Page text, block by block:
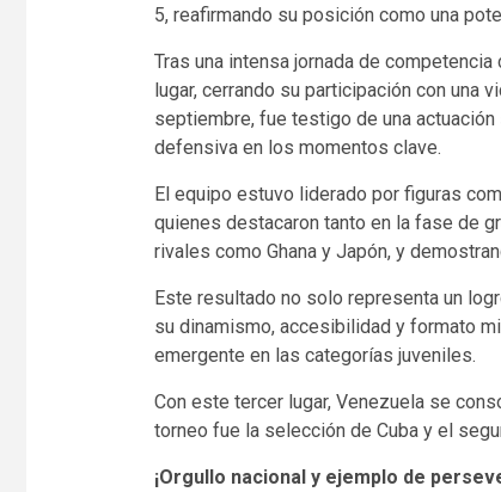
5, reafirmando su posición como una
Tras una intensa jornada de
lugar, cerrando su participación con una
septiembre, fue testigo de una
defensiva en los momentos clave.
El equipo estuvo liderado por figuras
quienes destacaron tanto en la fase de
rivales como Ghana y Japón, y
Este resultado no solo representa un
su dinamismo, accesibilidad y formato
emergente en las categorías juveniles.
Con este tercer lugar, Venezuela se
torneo fue la selección de Cuba y el
¡Orgullo nacional y ejemplo de